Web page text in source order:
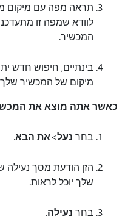
תראה מפה עם מיקום
לוודא שמפה זו
המכשיר.
בינתיים, חיפוש חדש
מיקום של המכשיר שלך
כאשר אתה מוצא את
בחר נעל>את הבא.
הזן הודעת מסך
שלך יוכל לראות.
בחר נעילה.